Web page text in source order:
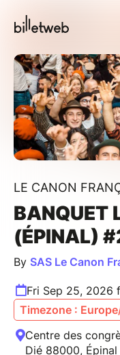
LE CANON
BANQUET
(ÉPINAL)
By SAS Le Canon
Fri Sep 25, 2026
Timezone :
Centre des
Dié 88000, Épinal